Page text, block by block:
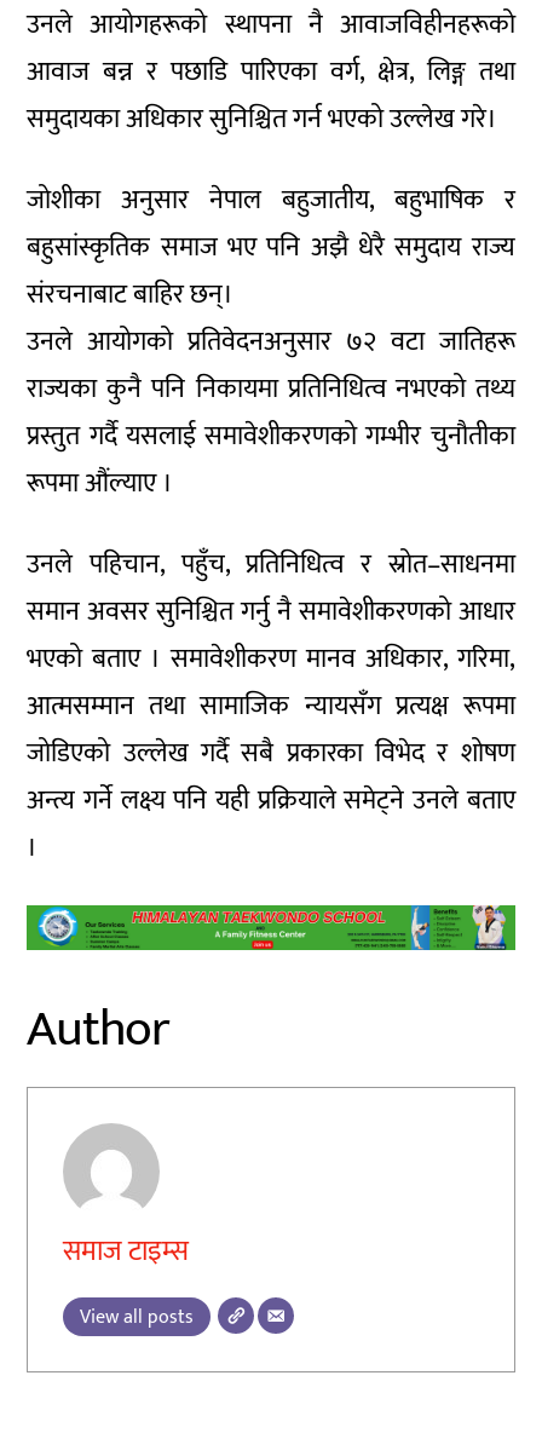
उनले आयोगहरूको स्थापना नै आवाजविहीनहरूको
आवाज बन्न र पछाडि पारिएका वर्ग, क्षेत्र, लिङ्ग तथा
समुदायका अधिकार सुनिश्चित गर्न भएको उल्लेख गरे।
जोशीका अनुसार नेपाल बहुजातीय, बहुभाषिक र
बहुसांस्कृतिक समाज भए पनि अझै धेरै समुदाय राज्य
संरचनाबाट बाहिर छन्।
उनले आयोगको प्रतिवेदनअनुसार ७२ वटा जातिहरू
राज्यका कुनै पनि निकायमा प्रतिनिधित्व नभएको तथ्य
प्रस्तुत गर्दै यसलाई समावेशीकरणको गम्भीर चुनौतीका
रूपमा औंल्याए ।
उनले पहिचान, पहुँच, प्रतिनिधित्व र स्रोत–साधनमा
समान अवसर सुनिश्चित गर्नु नै समावेशीकरणको आधार
भएको बताए । समावेशीकरण मानव अधिकार, गरिमा,
आत्मसम्मान तथा सामाजिक न्यायसँग प्रत्यक्ष रूपमा
जोडिएको उल्लेख गर्दै सबै प्रकारका विभेद र शोषण
अन्त्य गर्ने लक्ष्य पनि यही प्रक्रियाले समेट्ने उनले बताए
।
Author
समाज टाइम्स
View all posts